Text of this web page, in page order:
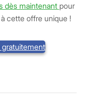
dès maintenant pour
cette offre unique !
gratuitement